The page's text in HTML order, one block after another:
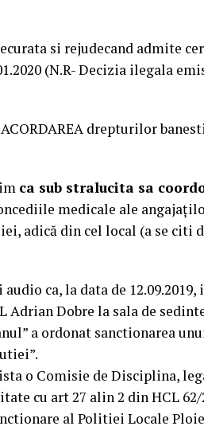
si rejudecand admite
(N.R- Decizia ilegala
drepturilor
ca sub stralucita sa
medicale ale
adică din cel local (a se citi
ca, la data de
Dobre la sala de
a ordonat sanctionarea
o Comisie de Disciplina,
cu art 27 alin 2 din HCL
al Politiei Locale